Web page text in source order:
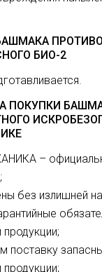
БИО-2
ПОКУПКИ
–
без излишней
поставку